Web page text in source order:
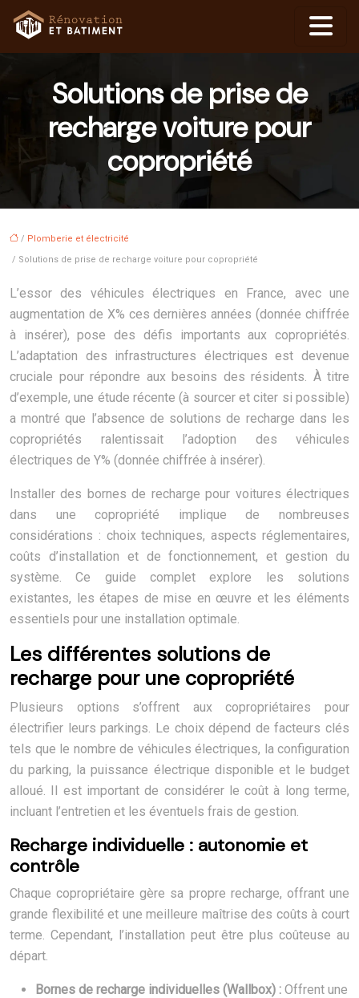
Solutions de prise de
recharge voiture pour
copropriété
/ Plomberie et électricité
/ Solutions de prise de recharge voiture pour copropriété
L’essor des véhicules électriques en France, avec une
augmentation de X% ces dernières années (donnée chiffrée
à insérer), pose des défis importants aux copropriétés.
L’adaptation des infrastructures électriques est devenue
cruciale pour répondre aux besoins des résidents. À titre
d’exemple, une étude récente (à sourcer et citer si possible)
a montré que l’absence de solutions de recharge dans les
copropriétés ralentissait l’adoption des véhicules
électriques de Y% (donnée chiffrée à insérer).
Installer des bornes de recharge pour voitures électriques
dans une copropriété implique de nombreuses
considérations : choix techniques, aspects réglementaires,
coûts d’installation et de fonctionnement, et gestion du
système. Ce guide complet explore les solutions
existantes, les étapes de mise en œuvre et les éléments
essentiels pour une installation optimale.
Les différentes solutions de
recharge pour une copropriété
Plusieurs options s’offrent aux copropriétaires pour
électrifier leurs parkings. Le choix dépend de facteurs clés
tels que le nombre de véhicules électriques, la configuration
du parking, la puissance électrique disponible et le budget
alloué. Il est important de considérer le coût à long terme,
incluant l’entretien et les éventuels frais de gestion.
Recharge individuelle : autonomie et
contrôle
Chaque copropriétaire gère sa propre recharge, offrant une
grande flexibilité et une meilleure maîtrise des coûts à court
terme. Cependant, l’installation peut être plus coûteuse au
départ.
Bornes de recharge individuelles (Wallbox) : Offrent une